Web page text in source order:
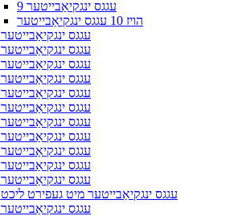
9 עגגס ינגקיאַבייטער
הויז 10 עגגס ינגקיאַבייטער
12 עגגס ינגקיאַבייטער
12 עגגס ינגקיאַבייטער
16 עגגס ינגקיאַבייטער
20 עגגס ינגקיאַבייטער
24 עגגס ינגקיאַבייטער
25 עגגס ינגקיאַבייטער
30 עגגס ינגקיאַבייטער
32 עגגס ינגקיאַבייטער
35 עגגס ינגקיאַבייטער
36 עגגס ינגקיאַבייטער
42 עגגס ינגקיאַבייטער
42 עגגס ינגקיאַבייטער מיט געפירט ליכט
48 עגגס ינגקיאַבייטער